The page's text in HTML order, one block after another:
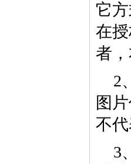
它
在
者
2
图
不
3